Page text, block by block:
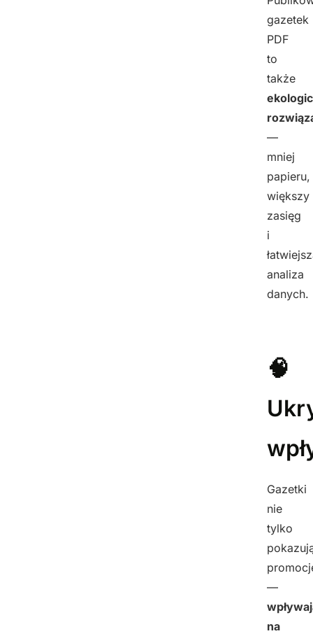
gazetek
PDF
to
także
—
mniej
papieru,
większy
zasięg
i
analiza
danych.
🧠
Gazetki
nie
tylko
—
na